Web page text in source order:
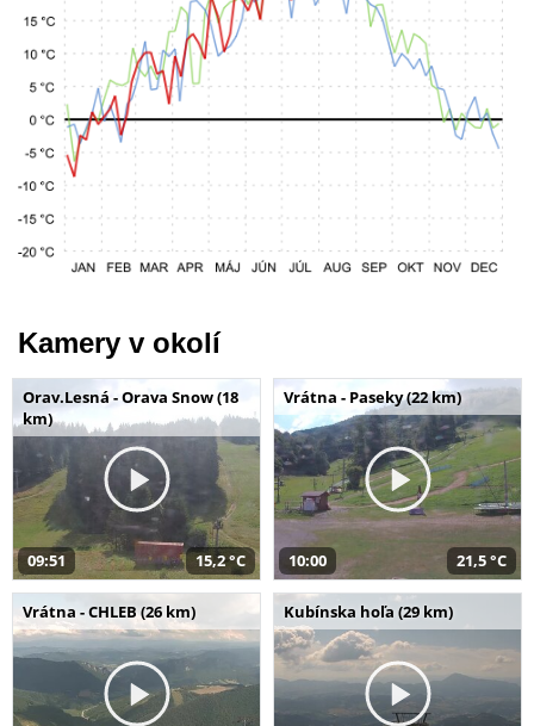
Kamery v okolí
Orav.Lesná - Orava Snow (18
km)
09:51 15,2 °C
Vrátna - Paseky (22 km)
10:00 21,5 °C
Vrátna - CHLEB (26 km) Kubínska hoľa (29 km)